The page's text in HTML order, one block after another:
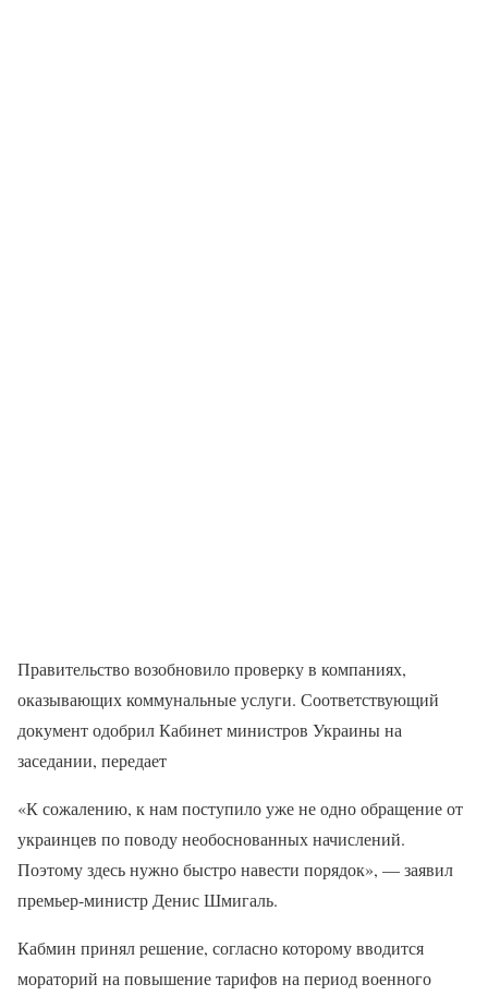
Правительство возобновило проверку в компаниях,
оказывающих коммунальные услуги. Соответствующий
документ одобрил Кабинет министров Украины на
заседании, передает
«К сожалению, к нам поступило уже не одно обращение от
украинцев по поводу необоснованных начислений.
Поэтому здесь нужно быстро навести порядок», — заявил
премьер-министр Денис Шмигаль.
Кабмин принял решение, согласно которому вводится
мораторий на повышение тарифов на период военного